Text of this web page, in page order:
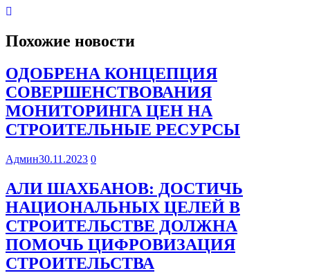
Похожие новости
ОДОБРЕНА КОНЦЕПЦИЯ
СОВЕРШЕНСТВОВАНИЯ
МОНИТОРИНГА ЦЕН НА
СТРОИТЕЛЬНЫЕ РЕСУРСЫ
Админ30.11.2023 0
АЛИ ШАХБАНОВ: ДОСТИЧЬ
НАЦИОНАЛЬНЫХ ЦЕЛЕЙ В
СТРОИТЕЛЬСТВЕ ДОЛЖНА
ПОМОЧЬ ЦИФРОВИЗАЦИЯ
СТРОИТЕЛЬСТВА